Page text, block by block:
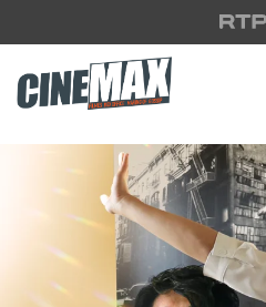
Saltar para o conteúdo principal